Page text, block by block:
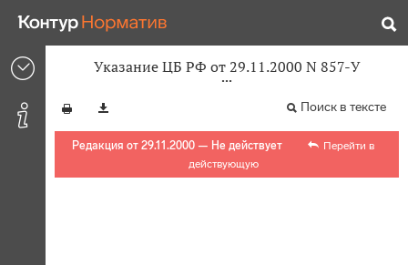
Указание ЦБ РФ от 29.11.2000 N 857-У
Поиск в тексте
Редакция от 29.11.2000 — Не действует
Перейти в
действующую